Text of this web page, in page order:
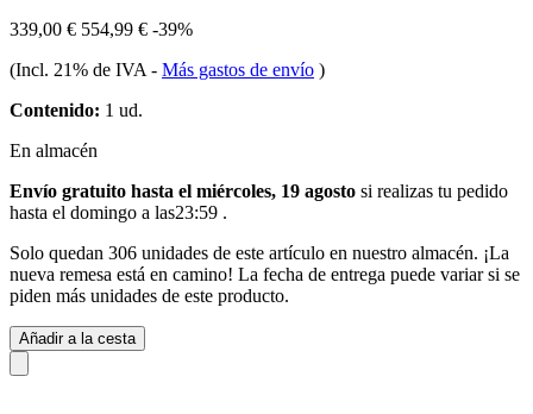
339,00 € 554,99 € -39%
(Incl. 21% de IVA - Más gastos de envío )
Contenido: 1 ud.
En almacén
Envío gratuito hasta el miércoles, 19 agosto si realizas tu pedido
hasta el domingo a las23:59 .
Solo quedan 306 unidades de este artículo en nuestro almacén. ¡La
nueva remesa está en camino! La fecha de entrega puede variar si se
piden más unidades de este producto.
Añadir a la cesta